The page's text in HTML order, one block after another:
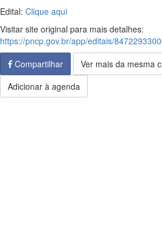
Edital: Clique aqui
Visitar site original para mais detalhes:
https://pncp.gov.br/app/editais/
Compartilhar
Ver mais da mesma
Adicionar à agenda